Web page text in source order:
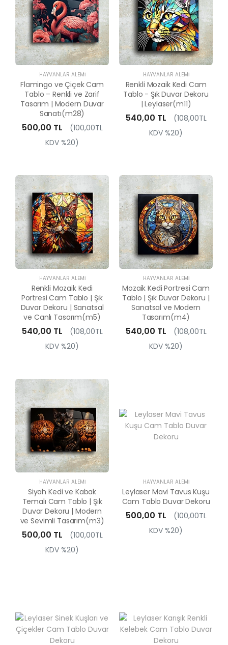
HAYVANLAR ALEMI
Flamingo ve Çiçek Cam
Tablo – Renkli ve Zarif
Tasarım | Modern Duvar
Sanatı(m28)
500,00 TL
(100,00TL
KDV %20)
HAYVANLAR ALEMI
Renkli Mozaik Kedi Cam
Tablo - Şık Duvar Dekoru
| Leylaser(m11)
540,00 TL
(108,00TL
KDV %20)
HAYVANLAR ALEMI
Renkli Mozaik Kedi
Portresi Cam Tablo | Şık
Duvar Dekoru | Sanatsal
ve Canlı Tasarım(m5)
540,00 TL
(108,00TL
KDV %20)
HAYVANLAR ALEMI
Mozaik Kedi Portresi Cam
Tablo | Şık Duvar Dekoru |
Sanatsal ve Modern
Tasarım(m4)
540,00 TL
(108,00TL
KDV %20)
HAYVANLAR ALEMI
Siyah Kedi ve Kabak
Temalı Cam Tablo | Şık
Duvar Dekoru | Modern
ve Sevimli Tasarım(m3)
500,00 TL
(100,00TL
KDV %20)
HAYVANLAR ALEMI
Leylaser Mavi Tavus Kuşu
Cam Tablo Duvar Dekoru
500,00 TL
(100,00TL
KDV %20)